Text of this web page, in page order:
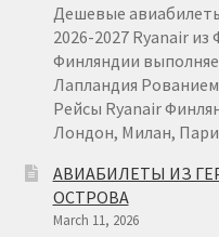
Дешевые
2026-2027 Ryanair
Финляндии
Лапландия
Рейсы Ryanair
Лондон, Милан,
АВИАБИЛЕТЫ ИЗ
ОСТРОВА
March 11, 2026